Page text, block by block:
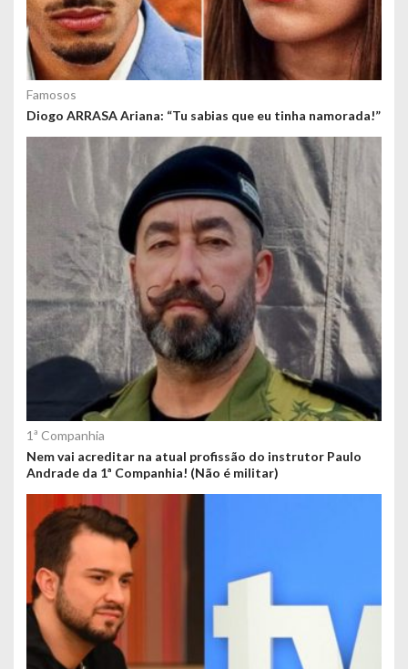
Famosos
Diogo ARRASA Ariana: “Tu sabias que eu tinha namorada!”
1ª Companhia
Nem vai acreditar na atual profissão do instrutor Paulo
Andrade da 1ª Companhia! (Não é militar)